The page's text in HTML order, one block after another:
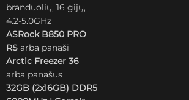
branduolių, 16 gijų,
4.2-5.0GHz
ASRock B850 PRO
RS arba panaši
Arctic Freezer 36
arba panašus
32GB (2x16GB) DDR5